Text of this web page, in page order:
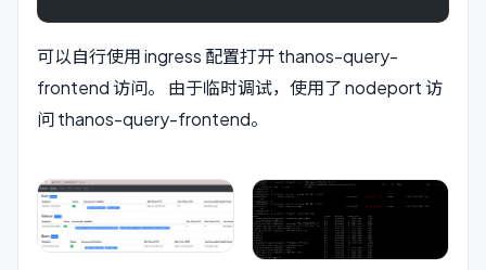
可以自行使用 ingress 配置打开 thanos-query-
frontend 访问。 由于临时调试，使用了 nodeport 访
问 thanos-query-frontend。